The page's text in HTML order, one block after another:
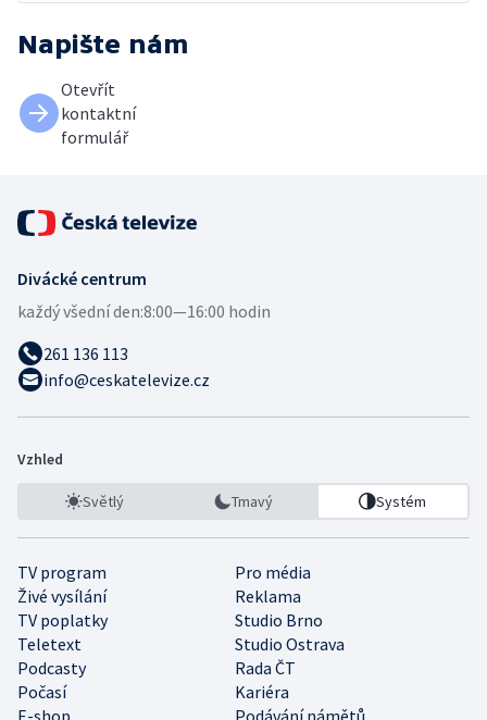
Napište nám
Otevřít
kontaktní
formulář
Divácké centrum
každý všední den:8:00—16:00 hodin
261 136 113
info@ceskatelevize.cz
Vzhled
Světlý Tmavý Systém
TV program
Pro média
Živé vysílání
Reklama
TV poplatky
Studio Brno
Teletext
Studio Ostrava
Podcasty
Rada ČT
Počasí
Kariéra
E-shop
Podávání námětů